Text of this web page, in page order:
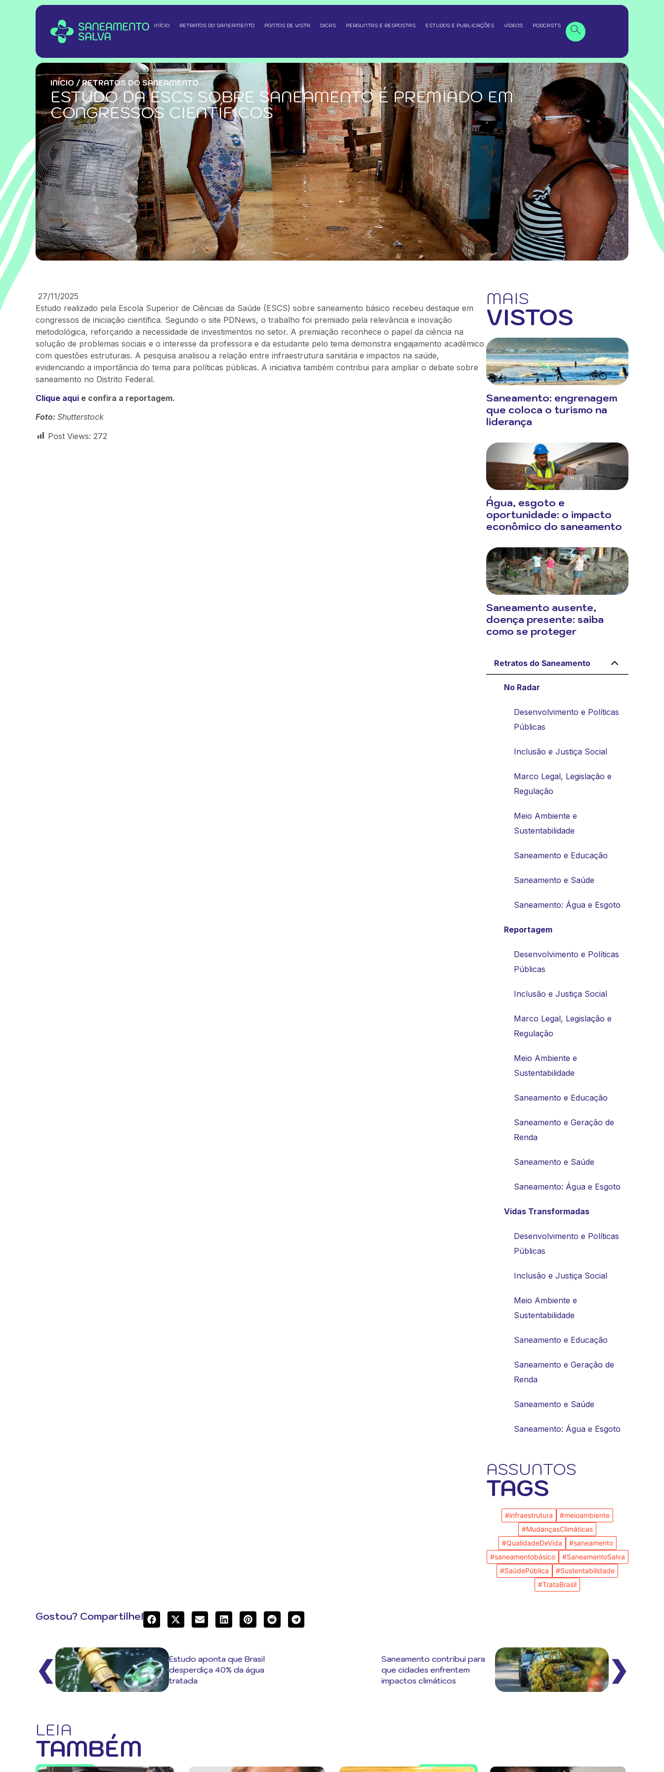
INÍCIO RETRATOS DO SANEAMENTO PONTOS DE VISTA DICAS PERGUNTAS E RESPOSTAS ESTUDOS E PUBLICAÇÕES VÍDEOS PODCASTS
INÍCIO /RETRATOS DO SANEAMENTO
ESTUDO DA ESCS SOBRE SANEAMENTO É PREMIADO EM
CONGRESSOS CIENTÍFICOS
27/11/2025
Estudo realizado pela Escola Superior de Ciências da Saúde (ESCS) sobre saneamento básico recebeu destaque em
congressos de iniciação científica. Segundo o site PDNews, o trabalho foi premiado pela relevância e inovação
metodológica, reforçando a necessidade de investimentos no setor. A premiação reconhece o papel da ciência na
solução de problemas sociais e o interesse da professora e da estudante pelo tema demonstra engajamento acadêmico
com questões estruturais. A pesquisa analisou a relação entre infraestrutura sanitária e impactos na saúde,
evidenciando a importância do tema para políticas públicas. A iniciativa também contribui para ampliar o debate sobre
saneamento no Distrito Federal.
Clique aqui e confira a reportagem.
Foto: Shutterstock
Post Views: 272
MAIS
VISTOS
Saneamento: engrenagem
que coloca o turismo na
liderança
Água, esgoto e
oportunidade: o impacto
econômico do saneamento
Saneamento ausente,
doença presente: saiba
como se proteger
Retratos do Saneamento
No Radar
Desenvolvimento e Políticas
Públicas
Inclusão e Justiça Social
Marco Legal, Legislação e
Regulação
Meio Ambiente e
Sustentabilidade
Saneamento e Educação
Saneamento e Saúde
Saneamento: Água e Esgoto
Reportagem
Desenvolvimento e Políticas
Públicas
Inclusão e Justiça Social
Marco Legal, Legislação e
Regulação
Meio Ambiente e
Sustentabilidade
Saneamento e Educação
Saneamento e Geração de
Renda
Saneamento e Saúde
Saneamento: Água e Esgoto
Vidas Transformadas
Desenvolvimento e Políticas
Públicas
Inclusão e Justiça Social
Meio Ambiente e
Sustentabilidade
Saneamento e Educação
Saneamento e Geração de
Renda
Saneamento e Saúde
Saneamento: Água e Esgoto
ASSUNTOS
TAGS
#infraestrutura
#meioambiente
#MudançasClimáticas
#QualidadeDeVida
#saneamento
#saneamentobásico
#SaneamentoSalva
#SaúdePública
#Sustentabilidade
#TrataBrasil
Gostou? Compartilhe!
❮
Estudo aponta que Brasil
desperdiça 40% da água
tratada
Saneamento contribui para
que cidades enfrentem
impactos climáticos
❯
LEIA
TAMBÉM